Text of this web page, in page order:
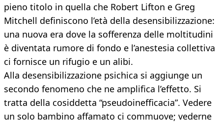
pieno titolo in quella che Robert Lifton e Greg
Mitchell definiscono l’età della desensibilizzazione:
una nuova era dove la sofferenza delle moltitudini
è diventata rumore di fondo e l’anestesia collettiva
ci fornisce un rifugio e un alibi.
Alla desensibilizzazione psichica si aggiunge un
secondo fenomeno che ne amplifica l’effetto. Si
tratta della cosiddetta “pseudoinefficacia”. Vedere
un solo bambino affamato ci commuove; vederne